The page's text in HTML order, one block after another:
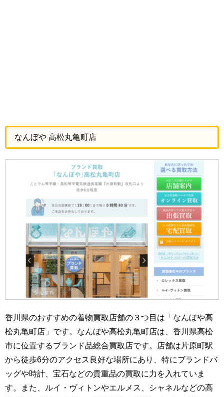
なんぼや 高松丸亀町店
香川県のおすすめの着物買取店舗の３つ目は「なんぼや高
松丸亀町店」です。なんぼや高松丸亀町店は、香川県高松
市に位置するブランド品総合買取店です。店舗は片原町駅
から徒歩6分のアクセス良好な場所にあり、特にブランドバ
ッグや時計、宝石などの貴重品の買取に力を入れていま
す。また、ルイ・ヴィトンやエルメス、シャネルなどの高